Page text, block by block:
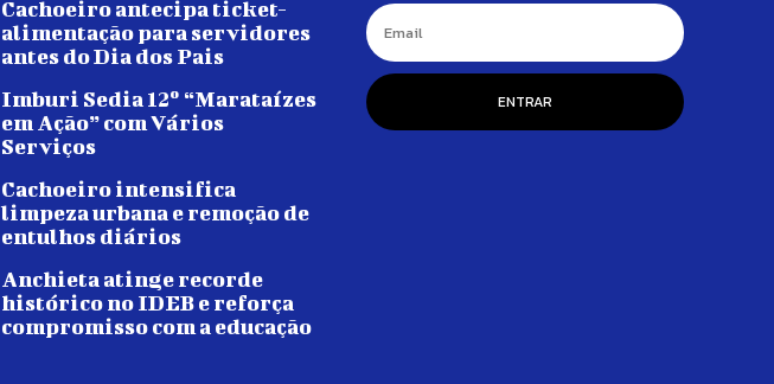
Cachoeiro antecipa ticket-
alimentação para servidores
antes do Dia dos Pais
Imburi Sedia 12º “Marataízes
em Ação” com Vários
Serviços
Cachoeiro intensifica
limpeza urbana e remoção de
entulhos diários
Anchieta atinge recorde
histórico no IDEB e reforça
compromisso com a educação
ENTRAR